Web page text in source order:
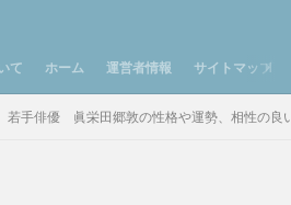
て ホーム 運営者情報 サイトマップ
若手俳優 眞栄田郷敦の性格や運勢、相性の良